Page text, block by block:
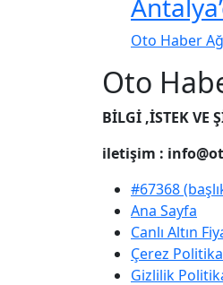
Oto Haber
Oto
BİLGİ ,İSTEK VE
iletişim :
#67368
Ana Sayfa
Canlı Altın
Çerez
Gizlilik